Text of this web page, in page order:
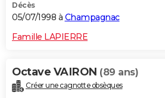
Décès
05/07/1998 à Champagnac
Famille LAPIERRE
Octave VAIRON (89 ans)
Créer une cagnotte obsèques